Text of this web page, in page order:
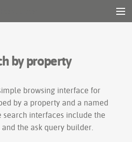
Search
by property
browsing interface for
by a property and a named
interfaces include the
, and the ask query builder